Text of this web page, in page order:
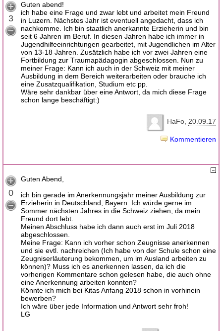
3
Guten abend!
ich habe eine Frage und zwar lebt und arbeitet mein Freund
in Luzern. Nächstes Jahr ist eventuell angedacht, dass ich
nachkomme. Ich bin staatlich anerkannte Erzieherin und bin
seit 6 Jahren im Beruf. In diesen Jahren habe ich immer in
Jugendhilfeeinrichtungen gearbeitet, mit Jugendlichen im Alter
von 13-18 Jahren. Zusätzlich habe ich vor zwei Jahren eine
Fortbildung zur Traumapädagogin abgeschlossen. Nun zu
meiner Frage: Kann ich auch in der Schweiz mit meiner
Ausbildung in dem Bereich weiterarbeiten oder brauche ich
eine Zusatzqualifikation, Studium etc pp.
Wäre sehr dankbar über eine Antwort, da mich diese Frage
schon lange beschäftigt:)
HaFo 20.09.17
Kommentieren
0
Guten Abend,
ich bin gerade im Anerkennungsjahr meiner Ausbildung zur
Erzieherin in Deutschland, Bayern. Ich würde gerne im
Sommer nächsten Jahres in die Schweiz ziehen, da mein
Freund dort lebt.
Meinen Abschluss habe ich dann auch erst im Juli 2018
abgeschlossen.
Meine Frage: Kann ich vorher schon Zeugnisse anerkennen
und sie evtl. nachreichen (Ich habe von der Schule schon eine
Zeugniserläuterung bekommen, um im Ausland arbeiten zu
können)? Muss ich es anerkennen lassen, da ich die
vorherigen Kommentare schon gelesen habe, die auch ohne
eine Anerkennung arbeiten konnten?
Könnte ich mich bei Kitas Anfang 2018 schon in vorhinein
bewerben?
Ich wäre über jede Information und Antwort sehr froh!
LG